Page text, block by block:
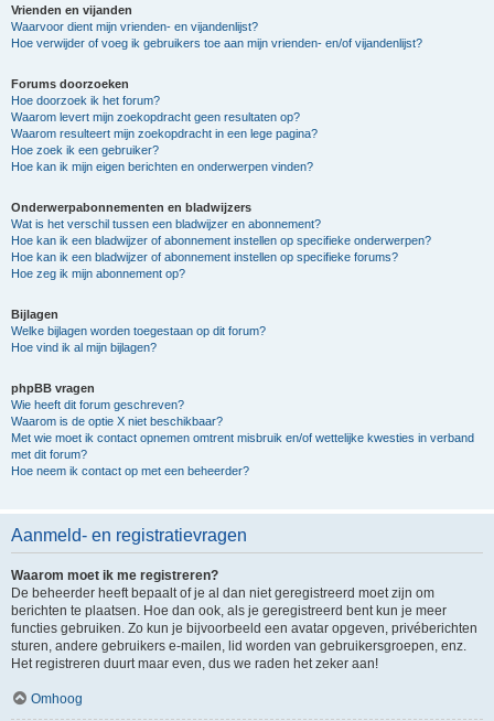
Vrienden en vijanden
Waarvoor dient mijn vrienden- en vijandenlijst?
Hoe verwijder of voeg ik gebruikers toe aan mijn vrienden- en/of vijandenlijst?
Forums doorzoeken
Hoe doorzoek ik het forum?
Waarom levert mijn zoekopdracht geen resultaten op?
Waarom resulteert mijn zoekopdracht in een lege pagina?
Hoe zoek ik een gebruiker?
Hoe kan ik mijn eigen berichten en onderwerpen vinden?
Onderwerpabonnementen en bladwijzers
Wat is het verschil tussen een bladwijzer en abonnement?
Hoe kan ik een bladwijzer of abonnement instellen op specifieke onderwerpen?
Hoe kan ik een bladwijzer of abonnement instellen op specifieke forums?
Hoe zeg ik mijn abonnement op?
Bijlagen
Welke bijlagen worden toegestaan op dit forum?
Hoe vind ik al mijn bijlagen?
phpBB vragen
Wie heeft dit forum geschreven?
Waarom is de optie X niet beschikbaar?
Met wie moet ik contact opnemen omtrent misbruik en/of wettelijke kwesties in verband
met dit forum?
Hoe neem ik contact op met een beheerder?
Aanmeld- en registratievragen
Waarom moet ik me registreren?
De beheerder heeft bepaalt of je al dan niet geregistreerd moet zijn om
berichten te plaatsen. Hoe dan ook, als je geregistreerd bent kun je meer
functies gebruiken. Zo kun je bijvoorbeeld een avatar opgeven, privéberichten
sturen, andere gebruikers e-mailen, lid worden van gebruikersgroepen, enz.
Het registreren duurt maar even, dus we raden het zeker aan!
Omhoog